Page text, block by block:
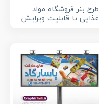
طرح بنر فروشگاه مواد
غذایی با قابلیت ویرایش